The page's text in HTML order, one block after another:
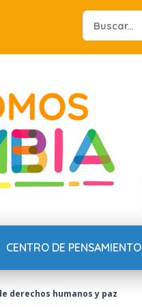
Search
...
CENTRO DE PENSAMIENTO
derechos humanos y paz